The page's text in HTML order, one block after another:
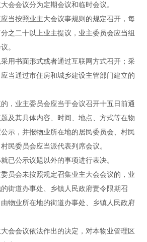
会议分为定期会议和临时会议。
按照业主大会议事规则的规定召开，每
之二十以上业主提议，业主委员会应当组
。
书面形式或者通过互联网方式召开；采
当通过市住房和城乡建设主管部门建立的
业主委员会应当于会议召开十五日前通
及其具体内容、时间、地点、方式等在物
示，并报物业所在地的居民委员会、村民
民委员会应当派代表列席会议。
公示议题以外的事项进行表决。
会未按照规定召集业主大会会议的，业
街道办事处、乡镇人民政府责令限期召
物业所在地的街道办事处、乡镇人民政府
会议依法作出的决定，对本物业管理区